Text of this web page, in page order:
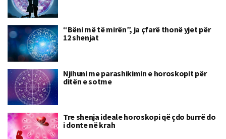
“Bëni më të mirën”, ja çfarë thonë yjet për
12 shenjat
Njihuni me parashikimin e horoskopit për
ditën e sotme
Tre shenja ideale horoskopi që çdo burrë do
i donte në krah